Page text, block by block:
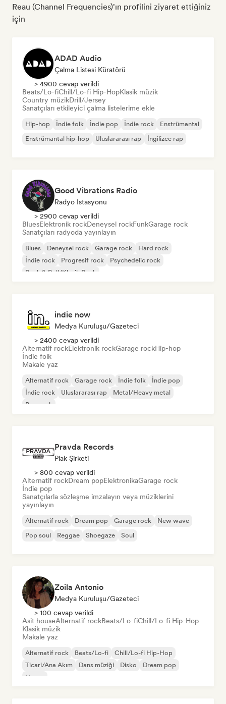
Reau (Channel Frequencies)'ın profilini ziyaret ettiğiniz
için
ADAD Audio
Çalma Listesi Küratörü
> 4900 cevap verildi
Beats/Lo-fiChill/Lo-fi Hip-HopKlasik müzik
Country müzikDrill/Jersey
Sanatçıları etkileyici çalma listelerime ekle
Hip-hop İndie folk İndie pop İndie rock
Enstrümantal
Enstrümantal hip-hop
Uluslararası rap İngilizce rap
Good Vibrations Radio
Radyo Istasyonu
> 2900 cevap verildi
BluesElektronik rockDeneysel rockFunkGarage rock
Sanatçıları radyoda yayınlayın
Blues Deneysel rock Garage rock
Hard rock
İndie rock
Progresif rock
Psychedelic rock
Rock & Roll/Klasik Rock
indie now
Medya Kuruluşu/Gazeteci
> 2400 cevap verildi
Alternatif rockElektronik rockGarage rockHip-hop
İndie folk
Makale yaz
Alternatif rock Garage rock İndie folk
İndie pop
İndie rock
Uluslararası rap
Metal/Heavy metal
Pop rock
Pravda Records
Plak Şirketi
> 800 cevap verildi
Alternatif rockDream popElektronikaGarage rock
İndie pop
Sanatçılarla sözleşme imzalayın veya müziklerini
yayınlayın
Alternatif rock Dream pop Garage rock
New wave
Pop soul
Reggae Shoegaze Soul
Zoila Antonio
Medya Kuruluşu/Gazeteci
> 100 cevap verildi
Asit houseAlternatif rockBeats/Lo-fiChill/Lo-fi Hip-Hop
Klasik müzik
Makale yaz
Alternatif rock Beats/Lo-fi
Chill/Lo-fi Hip-Hop
Ticari/Ana Akım
Dans müziği Disko
Dream pop
House